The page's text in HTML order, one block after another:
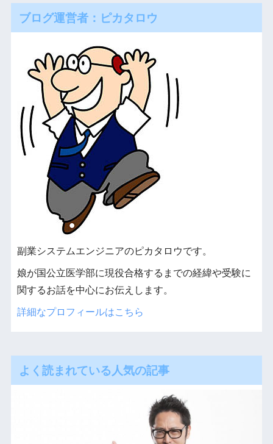
ブログ運営者：ピカタロウ
副業システムエンジニアのピカタロウです。
娘が国公立医学部に現役合格するまでの経緯や受験に
関するお話を中心にお伝えします。
詳細なプロフィールはこちら
よく読まれている人気の記事